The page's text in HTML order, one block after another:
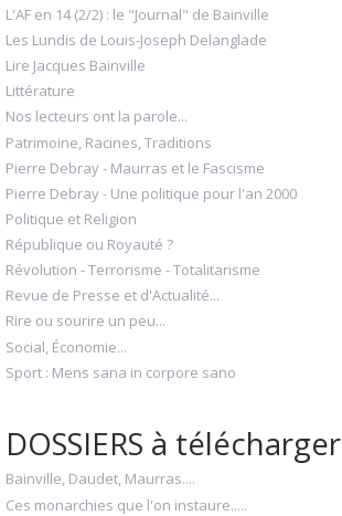
L'AF en 14 (2/2) : le "Journal" de Bainville
Les Lundis de Louis-Joseph Delanglade
Lire Jacques Bainville
Littérature
Nos lecteurs ont la parole...
Patrimoine, Racines, Traditions
Pierre Debray - Maurras et le Fascisme
Pierre Debray - Une politique pour l'an 2000
Politique et Religion
République ou Royauté ?
Révolution - Terrorisme - Totalitarisme
Revue de Presse et d'Actualité...
Rire ou sourire un peu...
Social, Économie...
Sport : Mens sana in corpore sano
DOSSIERS à télécharger
Bainville, Daudet, Maurras....
Ces monarchies que l'on instaure.....